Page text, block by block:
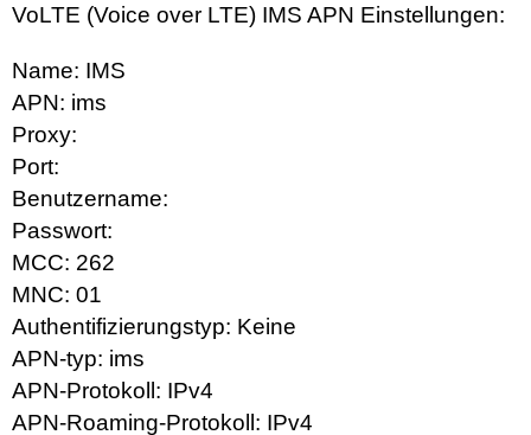
VoLTE (Voice over LTE) IMS APN Einstellungen:
Name: IMS
APN: ims
Proxy:
Port:
Benutzername:
Passwort:
MCC: 262
MNC: 01
Authentifizierungstyp: Keine
APN-typ: ims
APN-Protokoll: IPv4
APN-Roaming-Protokoll: IPv4